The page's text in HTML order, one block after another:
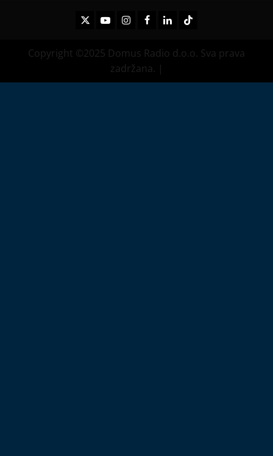
TwitterYoutubeInstagramFacebook
LinkedInTikTok
Copyright ©2025 Domus Radio d.o.o. Sva prava
zadržana. |